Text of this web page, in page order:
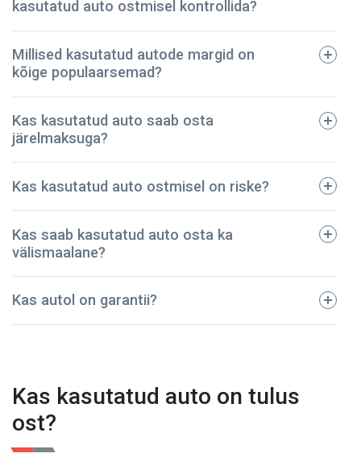
kasutatud auto ostmisel kontrollida?
tehniline pass;
registreerimistalong;
kindlustuspoliis;
sõidukimaksu korrektset tasumist kinnitavad
dokumendid.
Millised kasutatud autode margid on
kõige populaarsemad?
BMW
Audi
Mazda
Volkswagen
Kas kasutatud auto saab osta
järelmaksuga?
Kas kasutatud auto ostmisel on riske?
Meie ettevõte on pidanud vastu – oleme müünud
korras. Seega võite olla kindel, et teie auto on
turvaline ja kestab kaua.
Kas saab kasutatud auto osta ka
välismaalane?
Kas autol on garantii?
esikohal!
Kas kasutatud auto on tulus
ost?